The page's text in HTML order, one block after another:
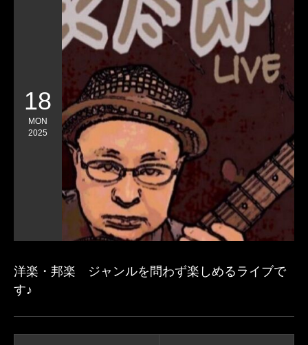
18
MON
2025
洋楽・邦楽 ジャンルを問わず楽しめるライブで
す♪